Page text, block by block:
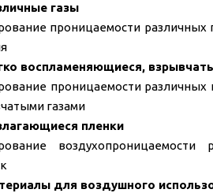
газы
проницаемости различных
воспламеняющиеся,
проницаемости
газами
пленки
для воздушного